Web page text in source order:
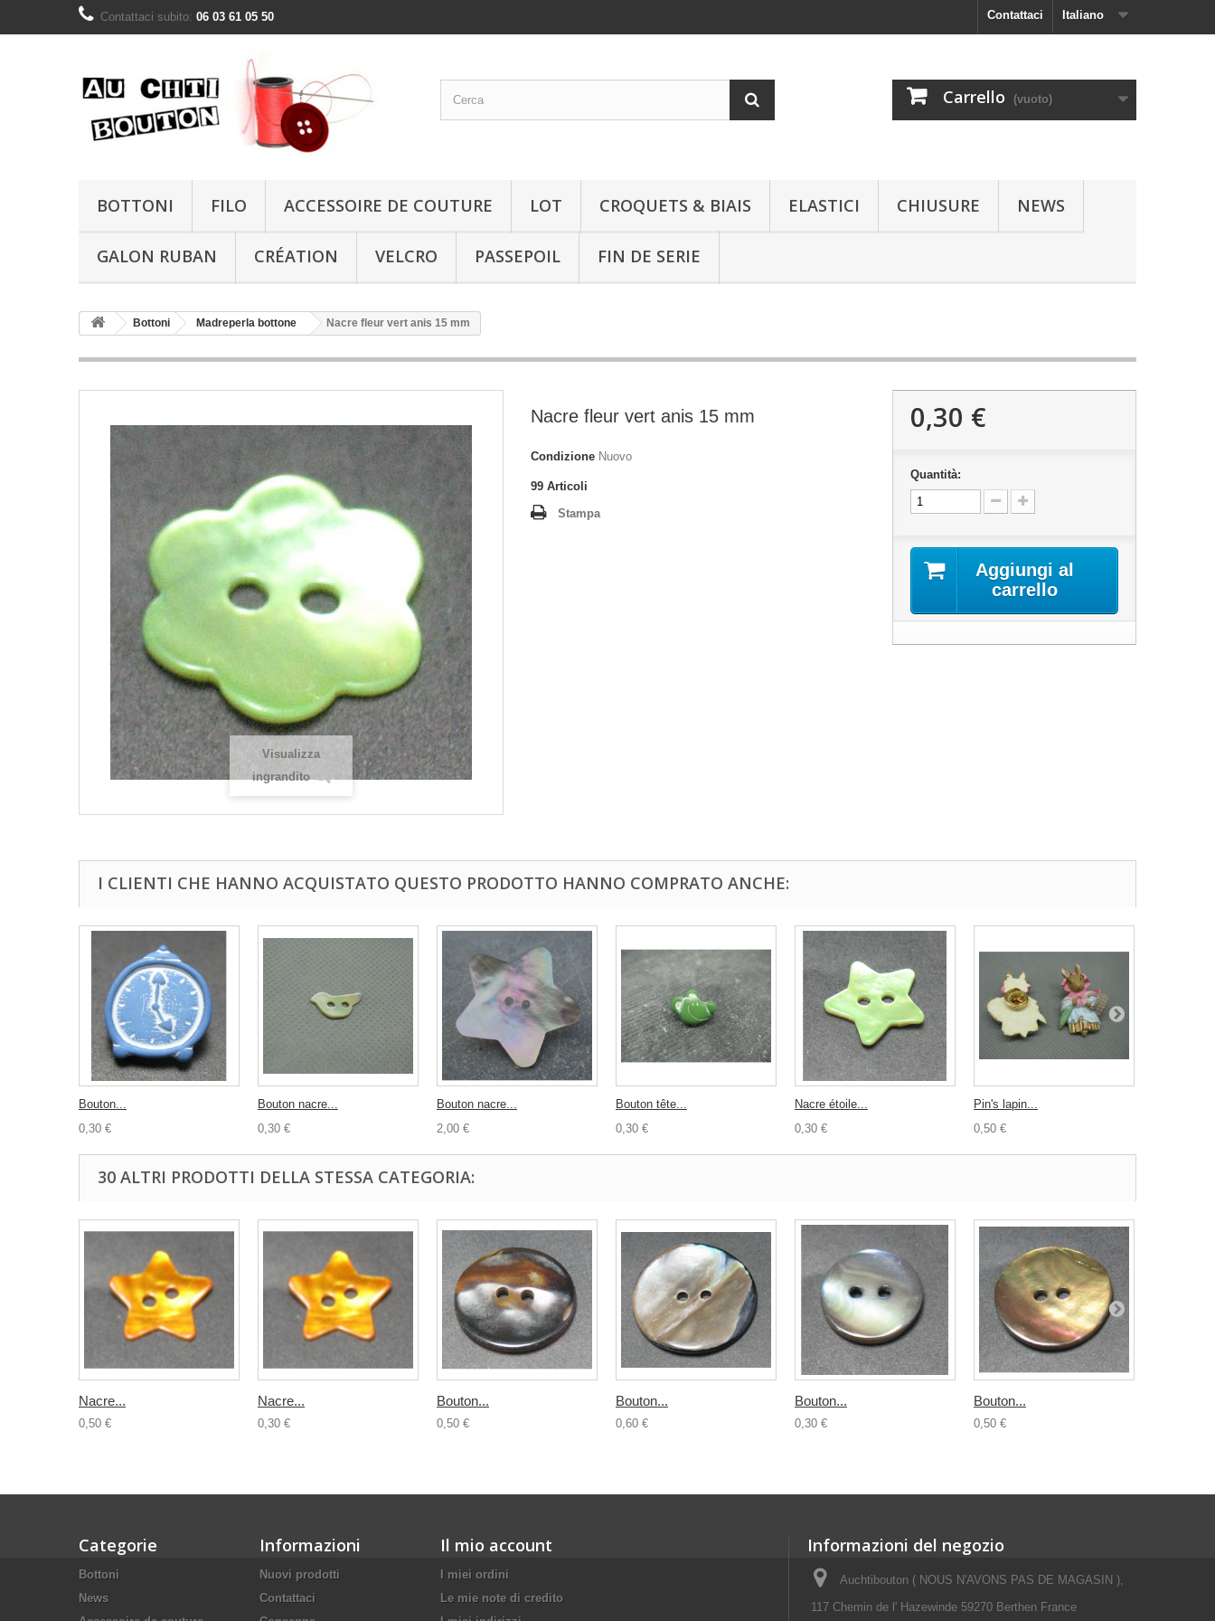
Italiano
Contattaci
Contattaci subito: 06 03 61 05 50
Carrello (vuoto)
BOTTONI FILO ACCESSOIRE DE COUTURE LOT CROQUETS & BIAIS ELASTICI CHIUSURE NEWS
GALON RUBAN CRÉATION VELCRO PASSEPOIL FIN DE SERIE
Bottoni Madreperla bottone Nacre fleur vert anis 15 mm
Visualizza
ingrandito
Nacre fleur vert anis 15 mm
Condizione Nuovo
99 Articoli
Stampa
0,30 €
Quantità:
Aggiungi al
carrello
I CLIENTI CHE HANNO ACQUISTATO QUESTO PRODOTTO HANNO COMPRATO ANCHE:
Bouton...
0,30 €
Bouton nacre...
0,30 €
Bouton nacre...
2,00 €
Bouton tête...
0,30 €
Nacre étoile...
0,30 €
Pin's lapin...
0,50 €
30 ALTRI PRODOTTI DELLA STESSA CATEGORIA:
Nacre...
0,50 €
Nacre...
0,30 €
Bouton...
0,50 €
Bouton...
0,60 €
Bouton...
0,30 €
Bouton...
0,50 €
Categorie
Bottoni
News
Informazioni
Nuovi prodotti
Contattaci
Il mio account
I miei ordini
Le mie note di credito
Informazioni del negozio
Auchtibouton ( NOUS N'AVONS PAS DE MAGASIN ),
117 Chemin de l' Hazewinde 59270 Berthen France